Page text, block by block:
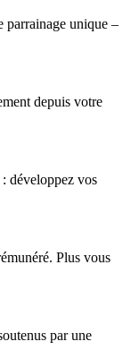
parrainage unique –
depuis votre
développez vos
Plus vous
par une